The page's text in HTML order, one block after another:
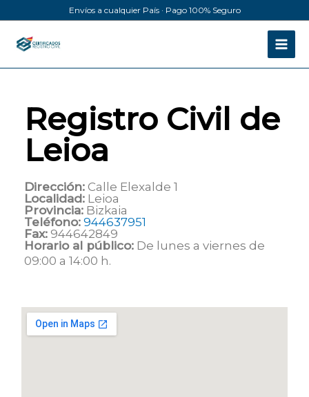
al
contenido
Envíos a cualquier País · Pago 100% Seguro
Registro Civil de
Leioa
Dirección: Calle Elexalde 1
Localidad: Leioa
Provincia: Bizkaia
Teléfono: 944637951
Fax: 944642849
Horario al público: De lunes a viernes de
09:00 a 14:00 h.